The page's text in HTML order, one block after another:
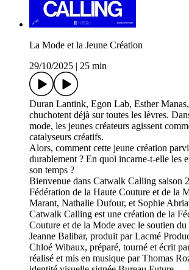
La Mode et la Jeune Création
29/10/2025
25 min
Duran Lantink, Egon Lab, Esther Manas,
chuchotent déjà sur toutes les lèvres.
mode, les jeunes créateurs agissent
catalyseurs créatifs.
Alors, comment cette jeune création
durablement ? En quoi incarne-t-elle les
son temps ?
Bienvenue dans Catwalk Calling saison
Fédération de la Haute Couture et de la
Marant, Nathalie Dufour, et Sophie
Catwalk Calling est une création de la
Couture et de la Mode avec le soutien
Jeanne Balibar, produit par Lacmé
Chloé Wibaux, préparé, tourné et écrit
réalisé et mis en musique par Thomas